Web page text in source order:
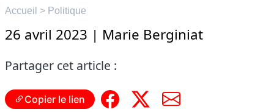
Accueil > Politique
26 avril 2023 | Marie Berginiat
Partager cet article :
Copier le lien